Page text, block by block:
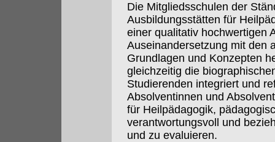
Die Mitgliedsschulen der
Ausbildungsstätten für
einer qualitativ hochwertigen
Auseinandersetzung mit den
Grundlagen und Konzepten
gleichzeitig die
Studierenden integriert und
Absolventinnen und
für Heilpädagogik,
verantwortungsvoll und
und zu evaluieren.